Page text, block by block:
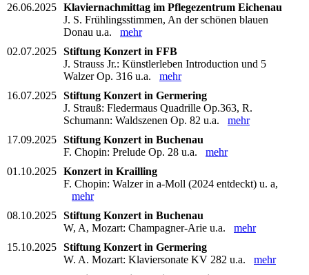
26.06.2025 Klaviernachmittag im Pflegezentrum Eichenau
J. S. Frühlingsstimmen, An der schönen blauen
Donau u.a. mehr
02.07.2025 Stiftung Konzert in FFB
J. Strauss Jr.: Künstlerleben Introduction und 5
Walzer Op. 316 u.a. mehr
16.07.2025 Stiftung Konzert in Germering
J. Strauß: Fledermaus Quadrille Op.363, R.
Schumann: Waldszenen Op. 82 u.a. mehr
17.09.2025 Stiftung Konzert in Buchenau
F. Chopin: Prelude Op. 28 u.a. mehr
01.10.2025 Konzert in Krailling
F. Chopin: Walzer in a-Moll (2024 entdeckt) u. a,
mehr
08.10.2025 Stiftung Konzert in Buchenau
W, A, Mozart: Champagner-Arie u.a. mehr
15.10.2025 Stiftung Konzert in Germering
W. A. Mozart: Klaviersonate KV 282 u.a. mehr